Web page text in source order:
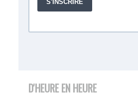
D'HEURE EN HEURE